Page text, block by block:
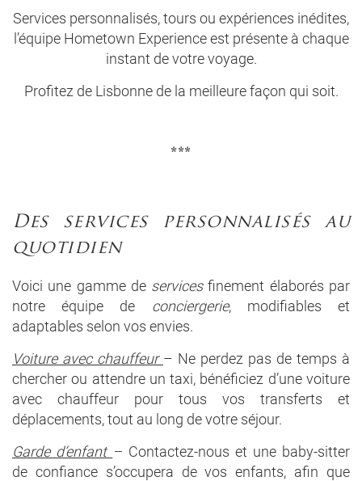
Services personnalisés, tours ou expériences inédites,
l’équipe Hometown Experience est présente à chaque
instant de votre voyage.
Profitez de Lisbonne de la meilleure façon qui soit.
***
Des services personnalisés au
quotidien
Voici une gamme de servicesfinement élaborés par
notre équipe de conciergerie, modifiables et
adaptables selon vos envies.
Voiture avec chauffeur – Ne perdez pas de temps à
chercher ou attendre un taxi, bénéficiez d’une voiture
avec chauffeur pour tous vos transferts et
déplacements, tout au long de votre séjour.
Garde d’enfant – Contactez-nous et une baby-sitter
de confiance s’occupera de vos enfants, afin que